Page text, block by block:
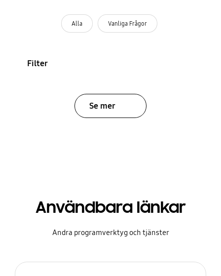
Alla Vanliga Frågor
Filter
Se mer
Användbara länkar
Andra programverktyg och tjänster